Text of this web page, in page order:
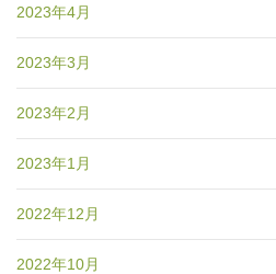
2023年4月
2023年3月
2023年2月
2023年1月
2022年12月
2022年10月